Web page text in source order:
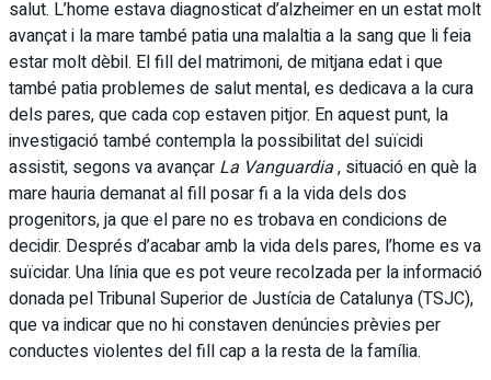
salut. L’home estava diagnosticat d’alzheimer en un estat molt
avançat i la mare també patia una malaltia a la sang que li feia
estar molt dèbil. El fill del matrimoni, de mitjana edat i que
també patia problemes de salut mental, es dedicava a la cura
dels pares, que cada cop estaven pitjor. En aquest punt, la
investigació també contempla la possibilitat del suïcidi
assistit, segons va avançar La Vanguardia, situació en què la
mare hauria demanat al fill posar fi a la vida dels dos
progenitors, ja que el pare no es trobava en condicions de
decidir. Després d’acabar amb la vida dels pares, l’home es va
suïcidar. Una línia que es pot veure recolzada per la informació
donada pel Tribunal Superior de Justícia de Catalunya (TSJC),
que va indicar que no hi constaven denúncies prèvies per
conductes violentes del fill cap a la resta de la família.